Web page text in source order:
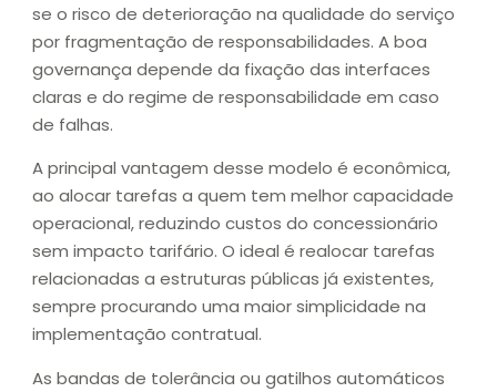
se o risco de deterioração na qualidade do serviço
por fragmentação de responsabilidades. A boa
governança depende da fixação das interfaces
claras e do regime de responsabilidade em caso
de falhas.
A principal vantagem desse modelo é econômica,
ao alocar tarefas a quem tem melhor capacidade
operacional, reduzindo custos do concessionário
sem impacto tarifário. O ideal é realocar tarefas
relacionadas a estruturas públicas já existentes,
sempre procurando uma maior simplicidade na
implementação contratual.
As bandas de tolerância ou gatilhos automáticos